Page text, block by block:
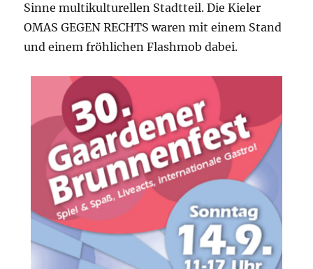
Sinne multikulturellen Stadtteil. Die Kieler
OMAS GEGEN RECHTS waren mit einem Stand
und einem fröhlichen Flashmob dabei.